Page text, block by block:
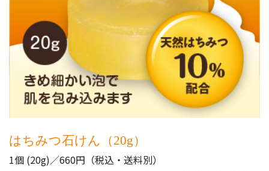
はちみつ石けん（20g）
1個 (20g)／660円（税込・送料別）